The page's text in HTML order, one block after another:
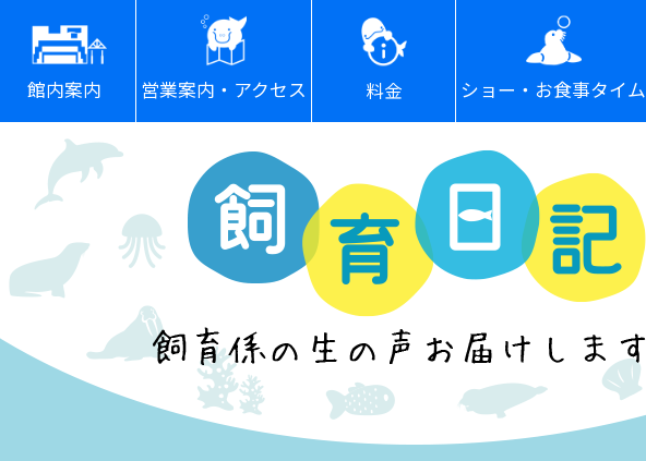
館内案内 営業案内・アクセス 料金 ショー・お食事タイム